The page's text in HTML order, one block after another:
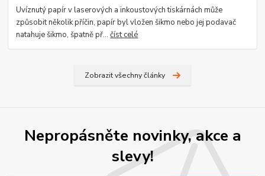
Uvíznutý papír v laserových a inkoustových tiskárnách může
způsobit několik příčin, papír byl vložen šikmo nebo jej podavač
natahuje šikmo, špatně př...číst celé
Zobrazit všechny články
Nepropásněte novinky, akce a
slevy!